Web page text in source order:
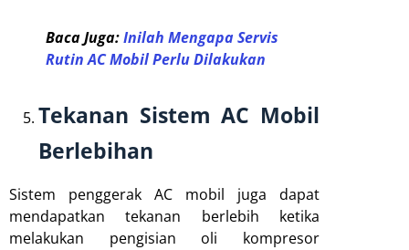
Baca Juga:Inilah Mengapa Servis
Rutin AC Mobil Perlu Dilakukan
Tekanan Sistem AC Mobil
Berlebihan
Sistem penggerak AC mobil juga dapat
mendapatkan tekanan berlebih ketika
melakukan pengisian oli kompresor